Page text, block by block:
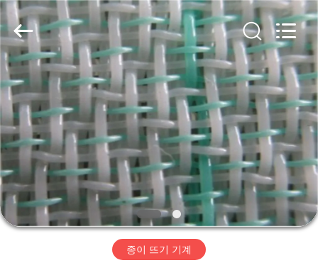
집
제
품
우
리
2020
-
2026
HUATAO
LOVER
LTD.
All
Rights
Reserved.
종이 뜨기 기계